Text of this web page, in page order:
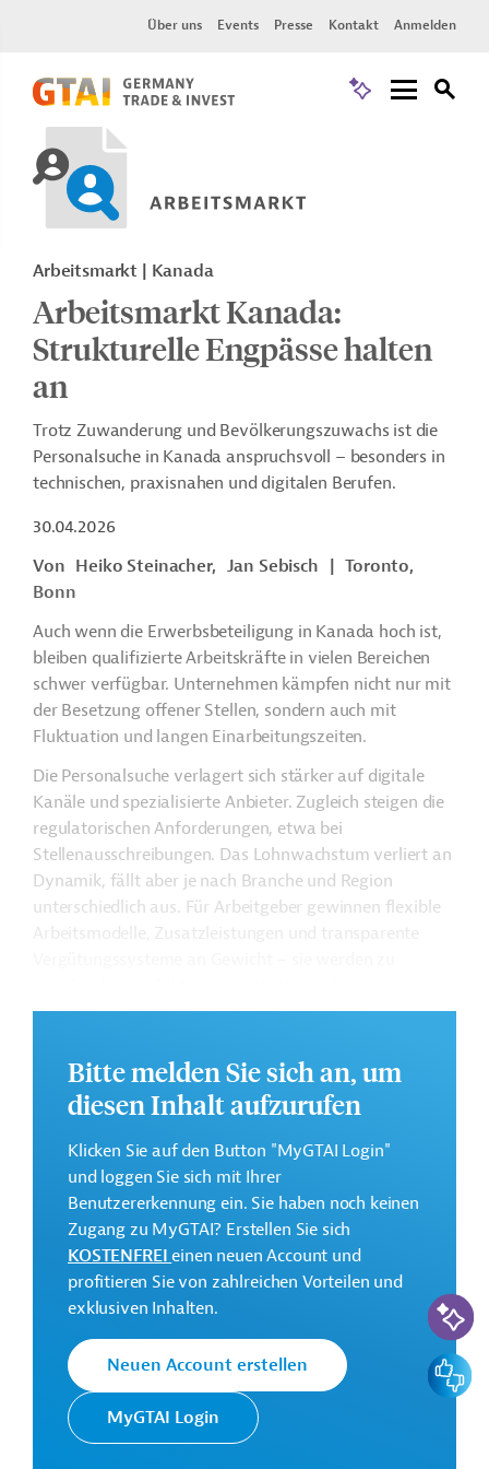
Über uns Events Presse Kontakt Anmelden
Arbeitsmarkt | Kanada
Arbeitsmarkt Kanada:
Strukturelle Engpässe halten
an
Trotz Zuwanderung und Bevölkerungszuwachs ist die
Personalsuche in Kanada anspruchsvoll – besonders in
technischen, praxisnahen und digitalen Berufen.
30.04.2026
Von Heiko Steinacher, Jan Sebisch
Toronto,
Bonn
Auch wenn die Erwerbsbeteiligung in Kanada hoch ist,
bleiben qualifizierte Arbeitskräfte in vielen Bereichen
schwer verfügbar. Unternehmen kämpfen nicht nur mit
der Besetzung offener Stellen, sondern auch mit
Fluktuation und langen Einarbeitungszeiten.
Die Personalsuche verlagert sich stärker auf digitale
Kanäle und spezialisierte Anbieter. Zugleich steigen die
regulatorischen Anforderungen, etwa bei
Stellenausschreibungen. Das Lohnwachstum verliert an
Dynamik, fällt aber je nach Branche und Region
unterschiedlich aus. Für Arbeitgeber gewinnen flexible
Arbeitsmodelle, Zusatzleistungen und transparente
qualifizierte Beschäftigte.
Stärken des Arbeitsmarkts
wettbewerbsfähige Volkswirtschaft
Bildungssystem genießt weltweit einen sehr
guten Ruf
hoher Anteil von Erwerbspersonen mit
Hochschulabschluss
Suche nach potenziellen Kandidaten
Schwächen des Arbeitsmarkts
Mangel an Hightech-Fachkräften, Handwerkern
Bitte melden Sie sich an, um
diesen Inhalt aufzurufen
Klicken Sie auf den Button "MyGTAI Login"
und loggen Sie sich mit Ihrer
Benutzererkennung ein. Sie haben noch keinen
Zugang zu MyGTAI? Erstellen Sie sich
KOSTENFREIeinen neuen Account und
profitieren Sie von zahlreichen Vorteilen und
exklusiven Inhalten.
Neuen Account erstellen
MyGTAI Login
KI-